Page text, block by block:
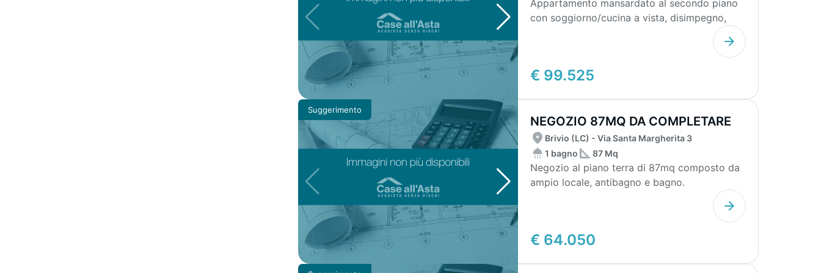
€ 99.525
Appartamento mansardato al secondo piano
con soggiorno/cucina a vista, disimpegno,
Suggerimento
NEGOZIO 87MQ DA COMPLETARE
€ 64.050
Brivio (LC) - Via Santa Margherita 3
1 bagno
87 Mq
Negozio al piano terra di 87mq composto da
ampio locale, antibagno e bagno.